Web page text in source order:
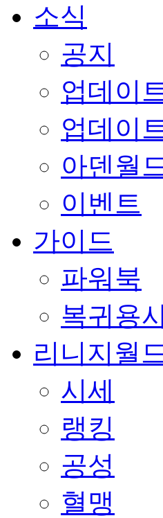
소식
공지
업데이
업데이
아덴월
이벤트
가이드
파워북
복귀용
리니지월드
시세
랭킹
공성
혈맹